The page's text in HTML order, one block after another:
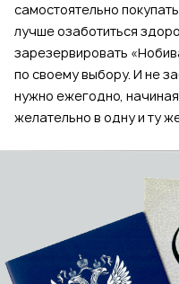
самостоятельно
лучше озаботиться
зарезервировать
по своему выбору. И не
нужно ежегодно,
желательно в одну и ту